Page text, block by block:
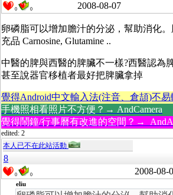
0 0 2008-08-07
卵磷脂可以增加膽汁的分泌，幫助消化
充品 Carnosine, Glutamine ..
中醫的脾與西醫的脾臟不一樣?西醫認為
甚至說器官移植者最好把脾臟拿掉
覺得Android中文輸入法(注音、倉頡)不
手機照相看照片不方便？→ AndCamera
覺得鬧鐘/行事曆有改進的空間？→
edited: 2
本人已不在此站活動
8
0 0 2008-08-
eliu